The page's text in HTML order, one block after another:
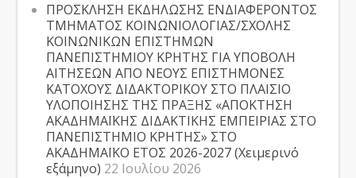
ΠΡΟΣΚΛΗΣΗ ΕΚΔΗΛΩΣΗΣ ΕΝΔΙΑΦΕΡΟΝΤΟΣ
ΤΜΗΜΑΤΟΣ ΚΟΙΝΩΝΙΟΛΟΓΙΑΣ/ΣΧΟΛΗΣ
ΚΟΙΝΩΝΙΚΩΝ ΕΠΙΣΤΗΜΩΝ
ΠΑΝΕΠΙΣΤΗΜΙΟΥ ΚΡΗΤΗΣ ΓΙΑ ΥΠΟΒΟΛΗ
ΑΙΤΗΣΕΩΝ ΑΠΟ ΝΕΟΥΣ ΕΠΙΣΤΗΜΟΝΕΣ
ΚΑΤΟΧΟΥΣ ΔΙΔΑΚΤΟΡΙΚΟΥ ΣΤΟ ΠΛΑΙΣΙΟ
ΥΛΟΠΟΙΗΣΗΣ ΤΗΣ ΠΡΑΞΗΣ «ΑΠΟΚΤΗΣΗ
ΑΚΑΔΗΜΑΪΚΗΣ ΔΙΔΑΚΤΙΚΗΣ ΕΜΠΕΙΡΙΑΣ ΣΤΟ
ΠΑΝΕΠΙΣΤΗΜΙΟ ΚΡΗΤΗΣ» ΣΤΟ
ΑΚΑΔΗΜΑΪΚΟ ΕΤΟΣ 2026-2027 (Χειμερινό
εξάμηνο) 22 Ιουλίου 2026